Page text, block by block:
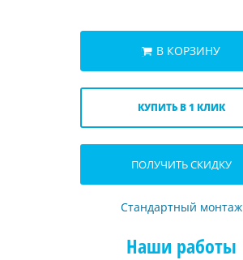
В КОРЗИНУ
КУПИТЬ В 1 КЛИК
ПОЛУЧИТЬ СКИДКУ
Стандартный монтаж
Наши работы